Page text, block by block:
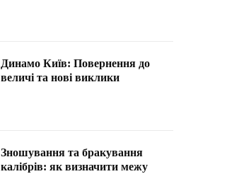
Динамо Київ: Повернення до
величі та нові виклики
Зношування та бракування
калібрів: як визначити межу